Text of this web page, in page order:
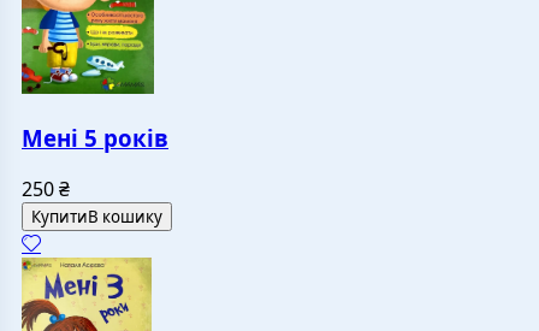
Мені 5 років
250₴
КупитиВ кошику